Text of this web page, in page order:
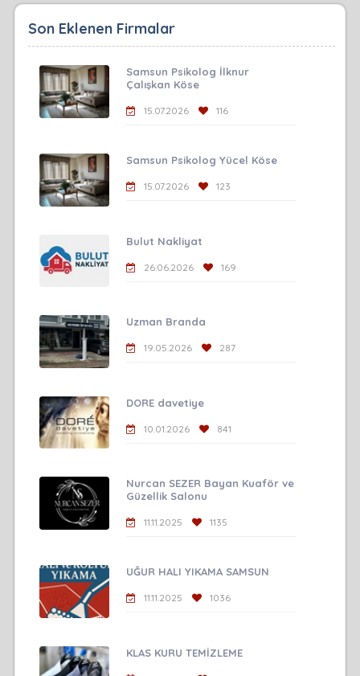
Son Eklenen Firmalar
Samsun Psikolog İlknur
Çalışkan Köse
15.07.2026 116
Samsun Psikolog Yücel Köse
15.07.2026 123
Bulut Nakliyat
26.06.2026 169
Uzman Branda
19.05.2026 287
DORE davetiye
10.01.2026 841
Nurcan SEZER Bayan Kuaför ve
Güzellik Salonu
11.11.2025 1135
UĞUR HALI YIKAMA SAMSUN
11.11.2025 1036
KLAS KURU TEMİZLEME